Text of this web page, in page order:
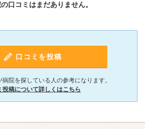
口コミはまだありません。
口コミを投稿
院を探している人の参考になります。
投稿について詳しくはこちら